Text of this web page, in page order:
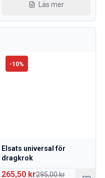
Läs mer
-10%
Elsats universal för
dragkrok
265,50 kr295,00 kr